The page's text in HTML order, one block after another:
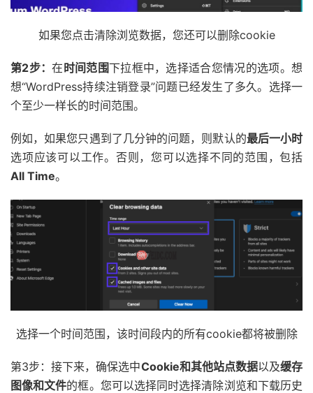
如果您点击清除浏览数据，您还可以删除cookie
第2步：在时间范围下拉框中，选择适合您情况的选项。想
想“WordPress持续注销登录”问题已经发生了多久。选择一
个至少一样长的时间范围。
例如，如果您只遇到了几分钟的问题，则默认的最后一小时
选项应该可以工作。否则，您可以选择不同的范围，包括
All Time。
选择一个时间范围，该时间段内的所有cookie都将被删除
第3步：接下来，确保选中Cookie和其他站点数据以及缓存
图像和文件的框。您可以选择同时选择清除浏览和下载历史